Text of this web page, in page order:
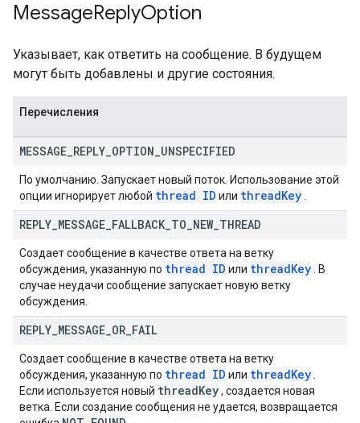
MessageReplyOption
Указывает, как ответить на сообщение. В будущем
могут быть добавлены и другие состояния.
Перечисления
MESSAGE REPLY OPTION UNSPECIFIED
По умолчанию. Запускает новый поток. Использование этой
опции игнорирует любой thread ID или threadKey
REPLY MESSAGE FALLBACK TO NEW_ THREAD
Создает сообщение в качестве ответа на ветку
обсуждения, указанную по thread ID или threadKey . В
случае неудачи сообщение запускает новую ветку
обсуждения.
REPLY MESSAGE OR FAIL
Создает сообщение в качестве ответа на ветку
обсуждения, указанную по thread ID или threadKey
Если используется новый threadKey, создается новая
ветка. Если создание сообщения не удается, возвращается